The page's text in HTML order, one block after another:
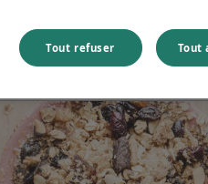
Tout refuser Tout